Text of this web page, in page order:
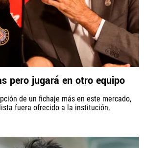
pero jugará en otro equipo
de un fichaje más en este mercado,
fuera ofrecido a la institución.